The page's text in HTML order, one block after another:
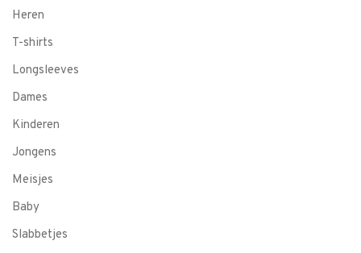
Heren
T-shirts
Longsleeves
Dames
Kinderen
Jongens
Meisjes
Baby
Slabbetjes